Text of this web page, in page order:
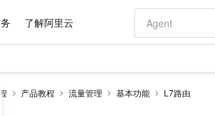
了解阿里云
产品教程 流量管理 基本功能
L7路由
大模型
网站
惠
普惠权益
AI 场景体
计算器
配和估算价格
配置报价
API 基础软件
品伙伴
态集成认证中心
产品伙伴
值服务
持计划
阿里云认证
践
晚
市场活动